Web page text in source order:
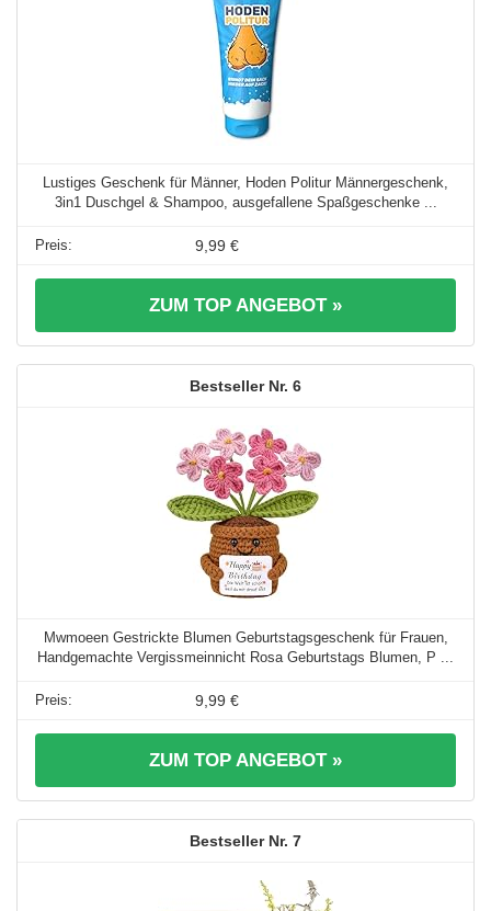
Lustiges Geschenk für Männer, Hoden Politur Männergeschenk,
3in1 Duschgel & Shampoo, ausgefallene Spaßgeschenke ...
9,99 €
ZUM TOP ANGEBOT »
6
Mwmoeen Gestrickte Blumen Geburtstagsgeschenk für Frauen,
Handgemachte Vergissmeinnicht Rosa Geburtstags Blumen, P ...
9,99 €
ZUM TOP ANGEBOT »
7